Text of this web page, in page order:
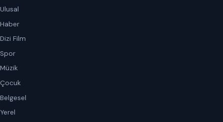
Ulusal
Haber
Dizi Film
Spor
Müzik
Çocuk
Belgesel
Yerel